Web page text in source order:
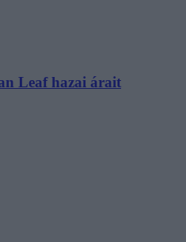
Leaf hazai árait